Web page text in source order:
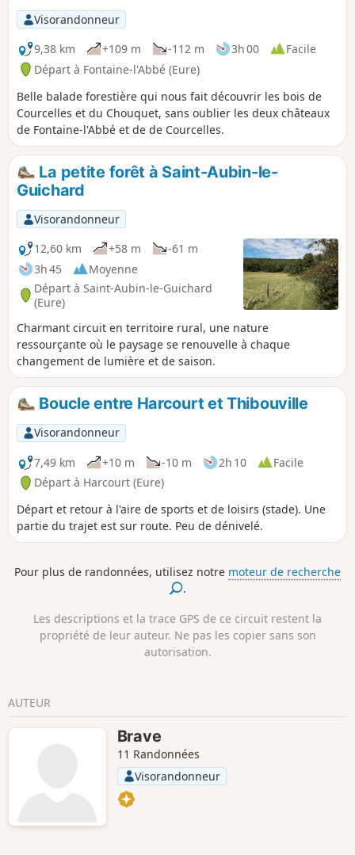
Visorandonneur
9,38 km
+109 m -112 m 3h 00
Facile
Départ à Fontaine-l'Abbé (Eure)
Belle balade forestière qui nous fait découvrir les bois de
Courcelles et du Chouquet, sans oublier les deux châteaux
de Fontaine-l'Abbé et de de Courcelles.
La petite forêt à Saint-Aubin-le-
Guichard
Visorandonneur
12,60 km
+58 m
-61 m
3h 45
Moyenne
Départ à Saint-Aubin-le-Guichard
(Eure)
Charmant circuit en territoire rural, une nature
ressourçante où le paysage se renouvelle à chaque
changement de lumière et de saison.
Boucle entre Harcourt et Thibouville
Visorandonneur
7,49 km
+10 m -10 m 2h 10
Facile
Départ à Harcourt (Eure)
Départ et retour à l'aire de sports et de loisirs (stade). Une
partie du trajet est sur route. Peu de dénivelé.
Pour plus de randonnées, utilisez notre moteur de recherche
.
Les descriptions et la trace GPS de ce circuit restent la
propriété de leur auteur. Ne pas les copier sans son
autorisation.
AUTEUR
Brave
11 Randonnées
Visorandonneur